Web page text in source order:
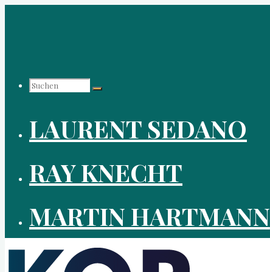
Suchen
nach:
LAURENT SEDANO
RAY KNECHT
MARTIN HARTMANN